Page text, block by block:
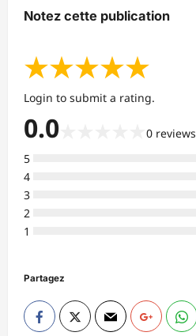
Notez cette publication
★★★★★
Login to submit a rating.
0.0 0 reviews
5
4
3
2
1
Partagez